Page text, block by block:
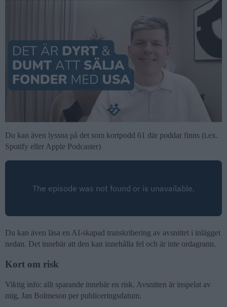
Du kan även lyssna på det som kortpodd 61 där poddar finns (t.ex.
Spotify eller Apple Podcaster)
Du kan även läsa en AI-skapad transkribering av avsnittet i inlägget
nedan. Det innebär att den kan innehålla fel och är inte ordagrann.
Kort om risk
Viktig info: allt sparande innebär en risk. Avsnitten är inspelat av
mig, Jan Bolmeson per publiceringsdatum.